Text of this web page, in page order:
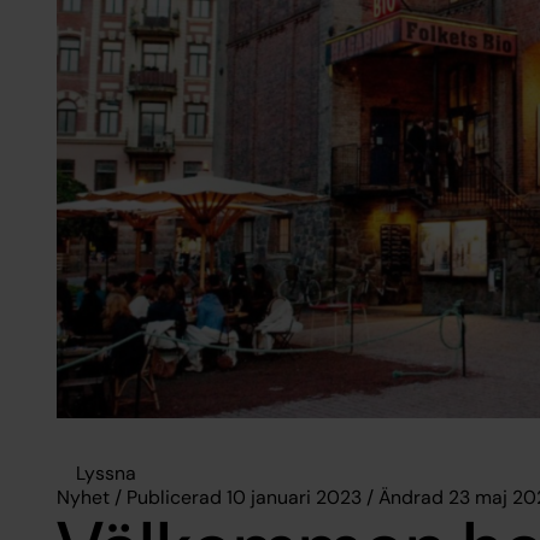
Lyssna
Nyhet / Publicerad 10 januari 2023 / Ändrad 23 maj